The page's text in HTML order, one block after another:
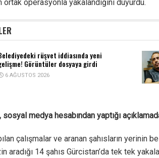
operasyonla yakalandığını duyurdu.
rüşvet iddiasında yeni
Görüntüler dosyaya girdi
6 AĞUSTOS 2026
sosyal medya hesabından yaptığı
çalışmalar ve aranan şahısların
aradığı 14 şahıs Gürcistan’da tek tek